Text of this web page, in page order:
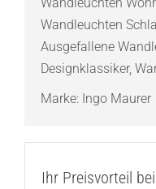
Wandleuchten
Ausgefallene
Designklassiker,
Marke: Ingo Maurer
Ihr Preisvorteil